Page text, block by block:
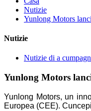
Nutizie
Yunlong Motors
Nutizie
Nutizie di a
Yunlong Motors
Yunlong Motors, un
Europea (CEE).